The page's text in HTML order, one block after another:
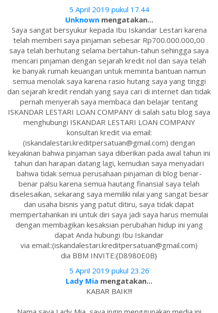
5 April 2019 pukul 17.44
Unknownmengatakan...
Saya sangat bersyukur kepada Ibu Iskandar Lestari karena
telah memberi saya pinjaman sebesar Rp700.000.000,00
saya telah berhutang selama bertahun-tahun sehingga saya
mencari pinjaman dengan sejarah kredit nol dan saya telah
ke banyak rumah keuangan untuk meminta bantuan namun
semua menolak saya karena rasio hutang saya yang tinggi
dan sejarah kredit rendah yang saya cari di internet dan tidak
pernah menyerah saya membaca dan belajar tentang
ISKANDAR LESTARI LOAN COMPANY di salah satu blog saya
menghubungi ISKANDAR LESTARI LOAN COMPANY
konsultan kredit via email:
(iskandalestari.kreditpersatuan@gmail.com) dengan
keyakinan bahwa pinjaman saya diberikan pada awal tahun ini
tahun dan harapan datang lagi, kemudian saya menyadari
bahwa tidak semua perusahaan pinjaman di blog benar-
benar palsu karena semua hautang finansial saya telah
diselesaikan, sekarang saya memiliki nilai yang sangat besar
dan usaha bisnis yang patut ditiru, saya tidak dapat
mempertahankan ini untuk diri saya jadi saya harus memulai
dengan membagikan kesaksian perubahan hidup ini yang
dapat Anda hubungi Ibu Iskandar
via email::(iskandalestari.kreditpersatuan@gmail.com)
dia BBM INVITE:{D8980E0B}
5 April 2019 pukul 23.26
Lady Mia mengatakan...
KABAR BAIK!!!